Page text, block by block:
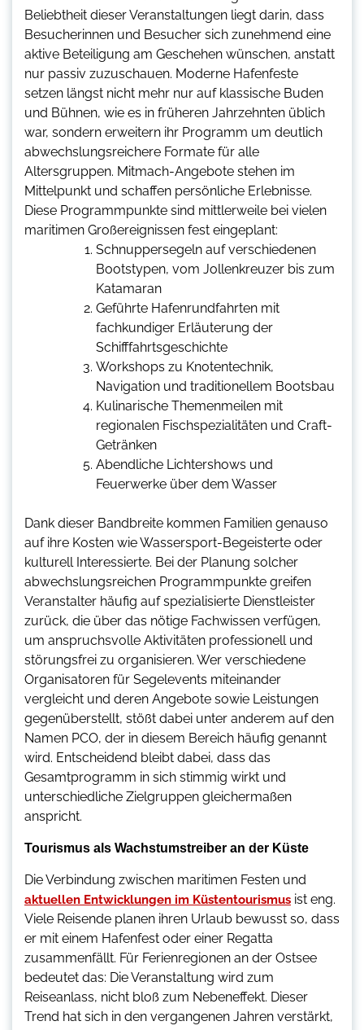
Beliebtheit dieser Veranstaltungen liegt darin, dass
Besucherinnen und Besucher sich zunehmend eine
aktive Beteiligung am Geschehen wünschen, anstatt
nur passiv zuzuschauen. Moderne Hafenfeste
setzen längst nicht mehr nur auf klassische Buden
und Bühnen, wie es in früheren Jahrzehnten üblich
war, sondern erweitern ihr Programm um deutlich
abwechslungsreichere Formate für alle
Altersgruppen. Mitmach-Angebote stehen im
Mittelpunkt und schaffen persönliche Erlebnisse.
Diese Programmpunkte sind mittlerweile bei vielen
maritimen Großereignissen fest eingeplant:
Schnuppersegeln auf verschiedenen
Bootstypen, vom Jollenkreuzer bis zum
Katamaran
Geführte Hafenrundfahrten mit
fachkundiger Erläuterung der
Schifffahrtsgeschichte
Workshops zu Knotentechnik,
Navigation und traditionellem Bootsbau
Kulinarische Themenmeilen mit
regionalen Fischspezialitäten und Craft-
Getränken
Abendliche Lichtershows und
Feuerwerke über dem Wasser
Dank dieser Bandbreite kommen Familien genauso
auf ihre Kosten wie Wassersport-Begeisterte oder
kulturell Interessierte. Bei der Planung solcher
abwechslungsreichen Programmpunkte greifen
Veranstalter häufig auf spezialisierte Dienstleister
zurück, die über das nötige Fachwissen verfügen,
um anspruchsvolle Aktivitäten professionell und
störungsfrei zu organisieren. Wer verschiedene
Organisatoren für Segelevents miteinander
vergleicht und deren Angebote sowie Leistungen
gegenüberstellt, stößt dabei unter anderem auf den
Namen PCO, der in diesem Bereich häufig genannt
wird. Entscheidend bleibt dabei, dass das
Gesamtprogramm in sich stimmig wirkt und
unterschiedliche Zielgruppen gleichermaßen
anspricht.
Tourismus als Wachstumstreiber an der Küste
Die Verbindung zwischen maritimen Festen und
aktuellen Entwicklungen im Küstentourismus ist eng.
Viele Reisende planen ihren Urlaub bewusst so, dass
er mit einem Hafenfest oder einer Regatta
zusammenfällt. Für Ferienregionen an der Ostsee
bedeutet das: Die Veranstaltung wird zum
Reiseanlass, nicht bloß zum Nebeneffekt. Dieser
Trend hat sich in den vergangenen Jahren verstärkt,